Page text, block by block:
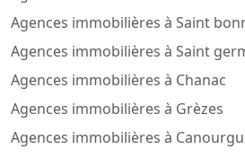
Agences immobilières à Saint
Agences immobilières à Saint
Agences immobilières à Chanac
Agences immobilières à Grèzes
Agences immobilières à